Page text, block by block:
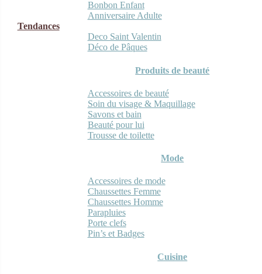
Bonbon Enfant
Anniversaire Adulte
Tendances
Deco Saint Valentin
Déco de Pâques
Produits de beauté
Accessoires de beauté
Soin du visage & Maquillage
Savons et bain
Beauté pour lui
Trousse de toilette
Mode
Accessoires de mode
Chaussettes Femme
Chaussettes Homme
Parapluies
Porte clefs
Pin’s et Badges
Cuisine